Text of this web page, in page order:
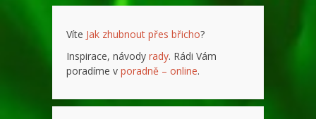
Víte Jak zhubnout přes břicho?
Inspirace, návody rady. Rádi Vám
poradíme v poradně – online.